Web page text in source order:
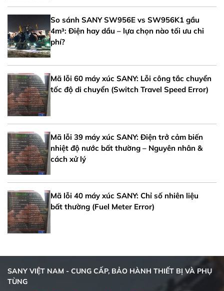
So sánh SANY SW956E vs SW956K1 gầu
4m³: Điện hay dầu – lựa chọn nào tối ưu chi
phí?
Mã lỗi 60 máy xúc SANY: Lỗi công tắc chuyển
tốc độ di chuyển (Switch Travel Speed Error)
Mã lỗi 39 máy xúc SANY: Điện trở cảm biến
nhiệt độ nước bất thường – Nguyên nhân &
cách xử lý
Mã lỗi 40 máy xúc SANY: Chỉ số nhiên liệu
bất thường (Fuel Meter Error)
SANY VIỆT NAM - CUNG CẤP, BẢO HÀNH THIẾT BỊ VÀ PHỤ
TÙNG